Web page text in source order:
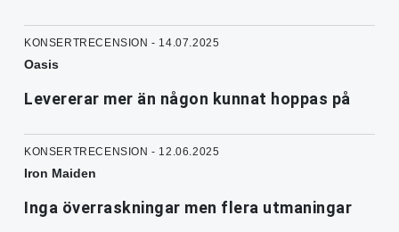
KONSERTRECENSION - 14.07.2025
Oasis
Levererar mer än någon kunnat hoppas på
KONSERTRECENSION - 12.06.2025
Iron Maiden
Inga överraskningar men flera utmaningar